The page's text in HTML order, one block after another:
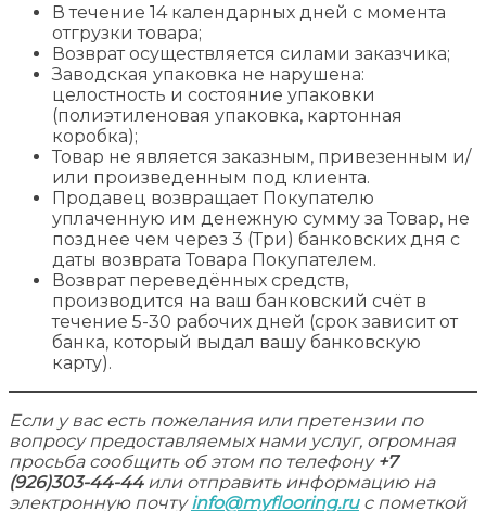
В течение 14 календарных дней с момента
отгрузки товара;
Возврат осуществляется силами заказчика;
Заводская упаковка не нарушена:
целостность и состояние упаковки
(полиэтиленовая упаковка, картонная
коробка);
Товар не является заказным, привезенным и/
или произведенным под клиента.
Продавец возвращает Покупателю
уплаченную им денежную сумму за Товар, не
позднее чем через 3 (Три) банковских дня с
даты возврата Товара Покупателем.
Возврат переведённых средств,
производится на ваш банковский счёт в
течение 5-30 рабочих дней (срок зависит от
банка, который выдал вашу банковскую
карту).
Если у вас есть пожелания или претензии по
вопросу предоставляемых нами услуг, огромная
просьба сообщить об этом по телефону +7
(926)303-44-44 или отправить информацию на
электронную почтуinfo@myflooring.ru с пометкой